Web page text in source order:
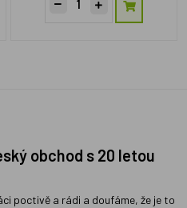
obchod s 20 letou
poctivě a rádi a doufáme, že je to